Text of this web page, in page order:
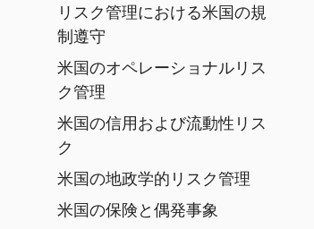
リスク管理における米国の規
制遵守
米国のオペレーショナルリス
ク管理
米国の信用および流動性リス
ク
米国の地政学的リスク管理
米国の保険と偶発事象